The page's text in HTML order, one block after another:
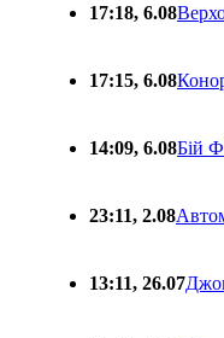
17:18, 6.08
17:15, 6.08
14:09, 6.08Бій
23:11, 2.08
13:11, 26.07